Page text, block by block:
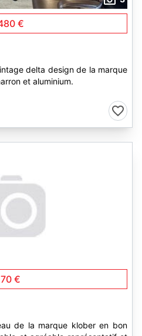
€
delta design de la marque
et aluminium.
70 €
de la marque klober en bon